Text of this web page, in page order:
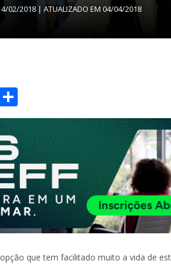
02/2018 | ATUALIZADO EM 04/04/2018
que tem facilitado muito a vida de